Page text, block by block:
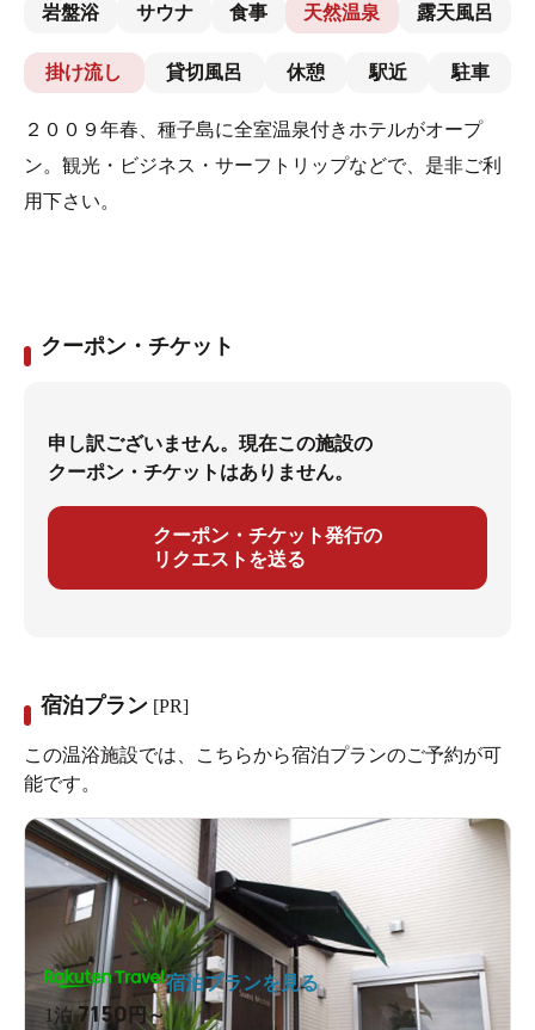
岩盤浴 サウナ 食事 天然温泉 露天風呂
掛け流し 貸切風呂 休憩 駅近 駐車
２００９年春、種子島に全室温泉付きホテルがオープ
ン。観光・ビジネス・サーフトリップなどで、是非ご利
用下さい。
クーポン・チケット
申し訳ございません。現在この施設の
クーポン・チケットはありません。
クーポン・チケット発行の
リクエストを送る
宿泊プラン [PR]
この温浴施設では、こちらから宿泊プランのご予約が可
能です。
1泊7150 円～
宿泊プランを見る